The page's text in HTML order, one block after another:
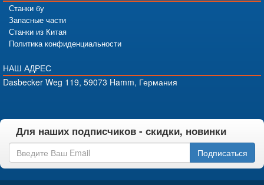
Станки бу
Запасные части
Станки из Китая
Политика конфиденциальности
НАШ АДРЕС
Dasbecker Weg 119, 59073 Hamm, Германия
Для наших подписчиков - скидки, новинки
Подписаться